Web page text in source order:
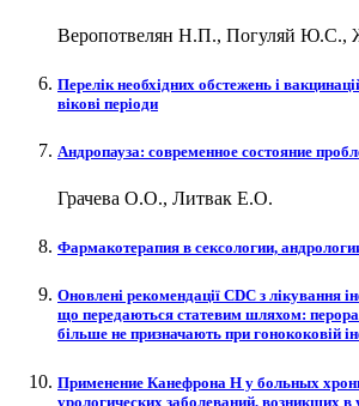
Веропотвелян Н.П., Погуляй Ю.С.,
Перелік необхідних обстежень і
вікові періоди
Андропауза: современное состояние
Грачева О.О., Литвак Е.О.
Фармакотерапия в сексологии,
Оновлені рекомендації CDC з лікування
що передаються статевим шляхом:
більше не призначають при гонококовій
Применение Канефрона Н у больных
урологических заболеваний, возникших в